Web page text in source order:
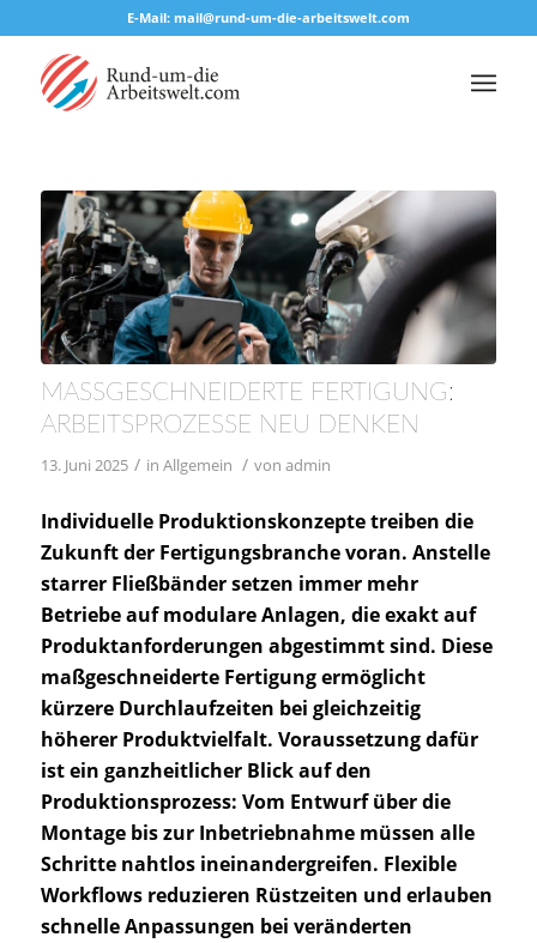
E-Mail: mail@rund-um-die-arbeitswelt.com
MASSGESCHNEIDERTE FERTIGUNG: A
RBEITSPROZESSE NEU DENKEN
13. Juni 2025 / in Allgemein / von admin
Individuelle Produktionskonzepte treiben die
Zukunft der Fertigungsbranche voran. Anstelle
starrer Fließbänder setzen immer mehr
Betriebe auf modulare Anlagen, die exakt auf
Produktanforderungen abgestimmt sind. Diese
maßgeschneiderte Fertigung ermöglicht
kürzere Durchlaufzeiten bei gleichzeitig
höherer Produktvielfalt. Voraussetzung dafür
ist ein ganzheitlicher Blick auf den
Produktionsprozess: Vom Entwurf über die
Montage bis zur Inbetriebnahme müssen alle
Schritte nahtlos ineinandergreifen. Flexible
Workflows reduzieren Rüstzeiten und erlauben
schnelle Anpassungen bei veränderten